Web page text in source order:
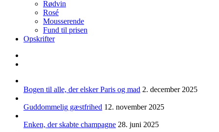
Rødvin
Rosé
Mousserende
Fund til prisen
Opskrifter
Bogen til alle, der elsker Paris og mad 2. december 2025
Guddommelig gæstfrihed 12. november 2025
Enken, der skabte champagne 28. juni 2025